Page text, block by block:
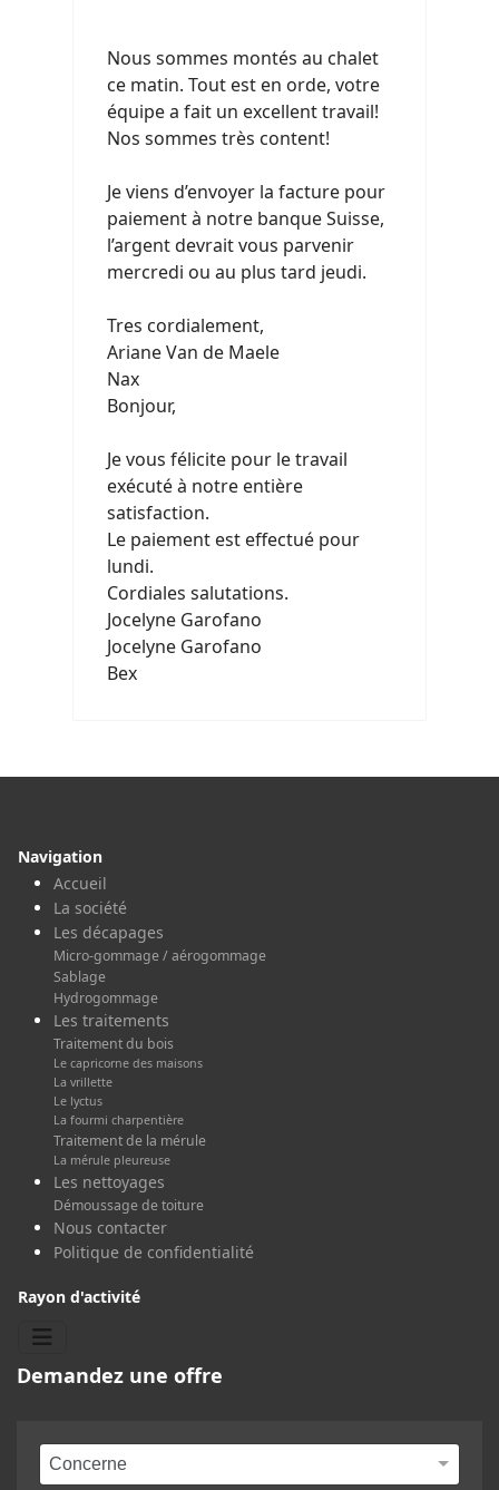
Nous sommes montés au chalet
ce matin. Tout est en orde, votre
équipe a fait un excellent travail!
Nos sommes très content!
Je viens d’envoyer la facture pour
paiement à notre banque Suisse,
l’argent devrait vous parvenir
mercredi ou au plus tard jeudi.
Tres cordialement,
Ariane Van de Maele
Nax
Bonjour,
Je vous félicite pour le travail
exécuté à notre entière
satisfaction.
Le paiement est effectué pour
lundi.
Cordiales salutations.
Jocelyne Garofano
Jocelyne Garofano
Bex
Navigation
Accueil
La société
Les décapages
Micro-gommage / aérogommage
Sablage
Hydrogommage
Les traitements
Traitement du bois
Le capricorne des maisons
La vrillette
Le lyctus
La fourmi charpentière
Traitement de la mérule
La mérule pleureuse
Les nettoyages
Démoussage de toiture
Nous contacter
Politique de confidentialité
Rayon d'activité
Demandez une offre